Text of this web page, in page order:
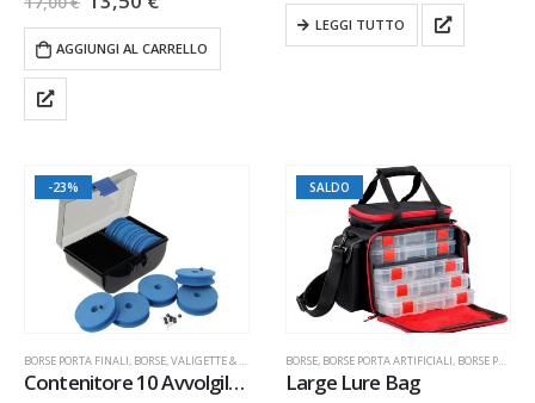
AGGIUNGI AL CARRELLO
LEGGI TUTTO
-23%
BORSE PORTA FINALI BORSE, VALIGETTE & SEDIE
Contenitore 10 Avvolgilenza
SALDO
BORSE BORSE PORTA ARTIFICIALI BORSE PORTA FINALI
Large Lure Bag